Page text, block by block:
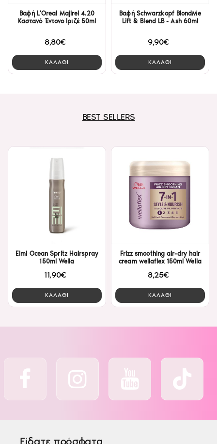
Βαφή L'Oreal Majirel 4.20
Καστανό Έντονο Ιριζέ 50ml
8,80€
ΚΑΛΑΘΙ
Βαφή Schwarzkopf BlondMe
Lift & Blend LB - Ash 60ml
9,90€
ΚΑΛΑΘΙ
BEST SELLERS
Eimi Ocean Spritz Hairspray
150ml Wella
11,90€
ΚΑΛΑΘΙ
Frizz smoothing air-dry hair
cream wellaflex 150ml Wella
8,25€
ΚΑΛΑΘΙ
Είδατε πρόσφατα